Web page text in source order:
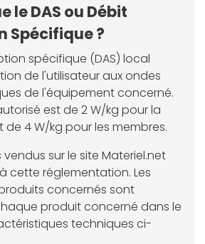
le DAS ou Débit
Spécifique ?
spécifique (DAS) local
de l'utilisateur aux ondes
de l'équipement concerné.
est de 2 W/kg pour la
4 W/kg pour les membres.
sur le site Materiel.net
cette réglementation. Les
concernés sont
produit concerné dans le
techniques ci-